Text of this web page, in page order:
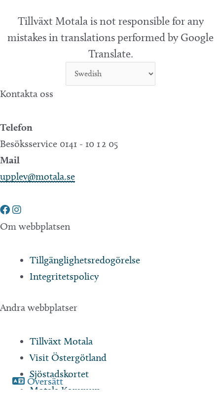
Tillväxt Motala is not responsible for any
mistakes in translations performed by Google
Translate.
Kontakta oss
Telefon
Besöksservice 0141 - 10 1 2 05
Mail
upplev@motala.se
Om webbplatsen
Tillgänglighetsredogörelse
Integritetspolicy
Andra webbplatser
Tillväxt Motala
Visit Östergötland
Sjöstadskortet
Motala Kommun
Översätt